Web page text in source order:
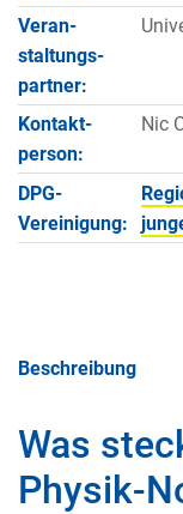
Veran­
staltungs­
partner:
Kontakt­
person:
Nic
DPG-
Vereinigung:
Beschreibung
Was
Physik-